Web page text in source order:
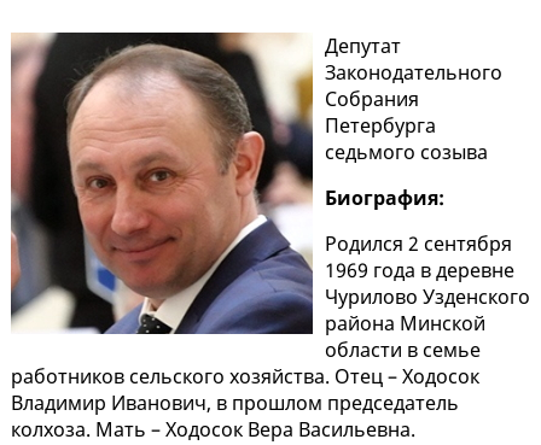
Депутат
Законодательного
Собрания
Петербурга
седьмого созыва
Биография:
Родился 2 сентября
1969 года в деревне
Чурилово Узденского
района Минской
области в семье
работников сельского хозяйства. Отец – Ходосок
Владимир Иванович, в прошлом председатель
колхоза. Мать – Ходосок Вера Васильевна.